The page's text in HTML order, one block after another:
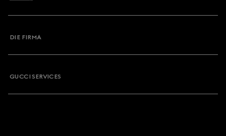
DIE FIRMA
GUCCI SERVICES